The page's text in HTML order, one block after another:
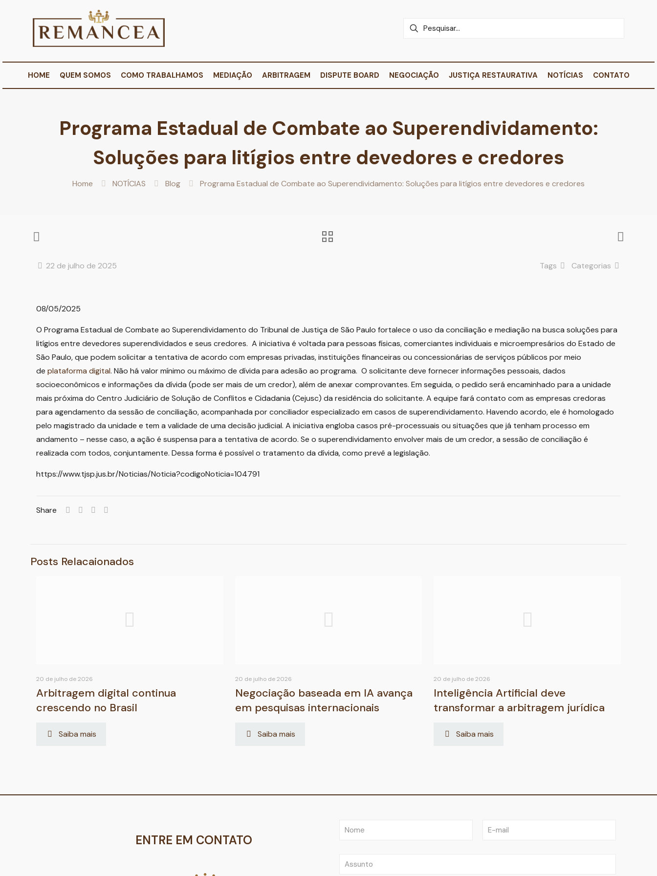
HOME QUEM SOMOS COMO TRABALHAMOS MEDIAÇÃO ARBITRAGEM DISPUTE BOARD NEGOCIAÇÃO JUSTIÇA RESTAURATIVA NOTÍCIAS CONTATO
Programa Estadual de Combate ao Superendividamento:
Soluções para litígios entre devedores e credores
Home NOTÍCIAS Blog Programa Estadual de Combate ao Superendividamento: Soluções para litígios entre devedores e credores
22 de julho de 2025 Categorias
Tags
08/05/2025
O Programa Estadual de Combate ao Superendividamento do Tribunal de Justiça de São Paulo fortalece o uso da conciliação e mediação na busca soluções para
litígios entre devedores superendividados e seus credores. A iniciativa é voltada para pessoas físicas, comerciantes individuais e microempresários do Estado de
São Paulo, que podem solicitar a tentativa de acordo com empresas privadas, instituições financeiras ou concessionárias de serviços públicos por meio
deplataforma digital. Não há valor mínimo ou máximo de dívida para adesão ao programa. O solicitante deve fornecer informações pessoais, dados
socioeconômicos e informações da dívida (pode ser mais de um credor), além de anexar comprovantes. Em seguida, o pedido será encaminhado para a unidade
mais próxima do Centro Judiciário de Solução de Conflitos e Cidadania (Cejusc) da residência do solicitante. A equipe fará contato com as empresas credoras
para agendamento da sessão de conciliação, acompanhada por conciliador especializado em casos de superendividamento. Havendo acordo, ele é homologado
pelo magistrado da unidade e tem a validade de uma decisão judicial. A iniciativa engloba casos pré-processuais ou situações que já tenham processo em
andamento – nesse caso, a ação é suspensa para a tentativa de acordo. Se o superendividamento envolver mais de um credor, a sessão de conciliação é
realizada com todos, conjuntamente. Dessa forma é possível o tratamento da dívida, como prevê a legislação.
https://www.tjsp.jus.br/Noticias/Noticia?codigoNoticia=104791
Share
Posts Relacaionados
20 de julho de 2026
Arbitragem digital continua
crescendo no Brasil
Saiba mais
20 de julho de 2026
Negociação baseada em IA avança
em pesquisas internacionais
Saiba mais
20 de julho de 2026
Inteligência Artificial deve
transformar a arbitragem jurídica
Saiba mais
ENTRE EM CONTATO